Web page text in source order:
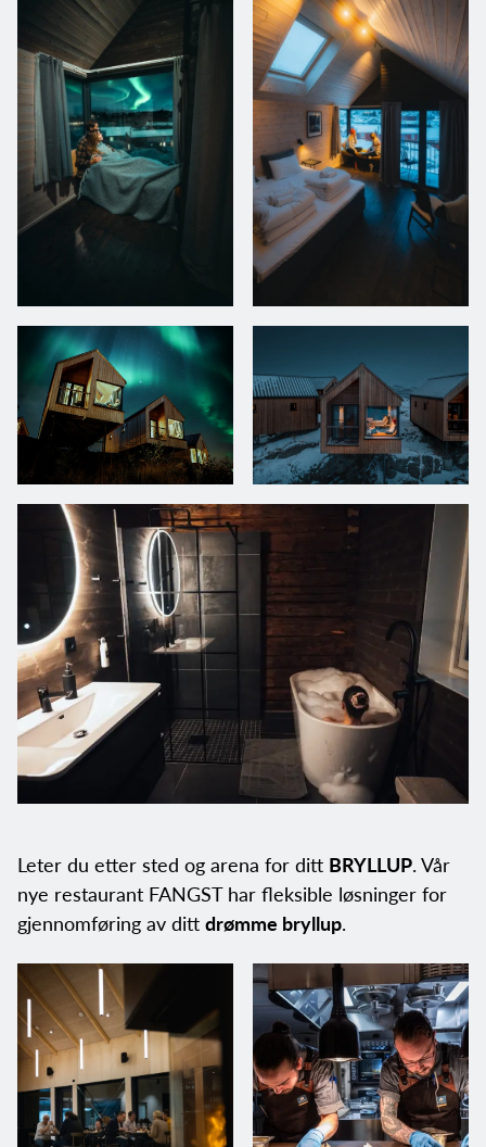
Leter du etter sted og arena for ditt BRYLLUP. Vår
nye restaurant FANGST har fleksible løsninger for
gjennomføring av ditt drømme bryllup.